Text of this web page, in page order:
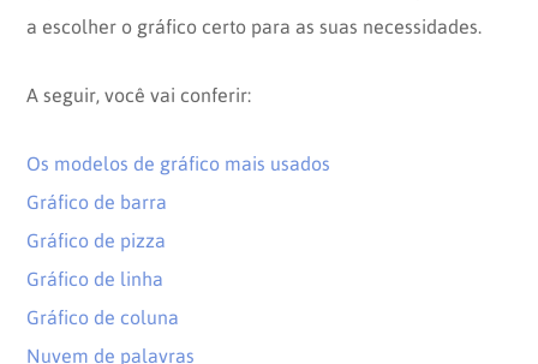
a escolher o gráfico certo para as suas necessidades.
A seguir, você vai conferir:
Os modelos de gráfico mais usados
Gráfico de barra
Gráfico de pizza
Gráfico de linha
Gráfico de coluna
Nuvem de palavras